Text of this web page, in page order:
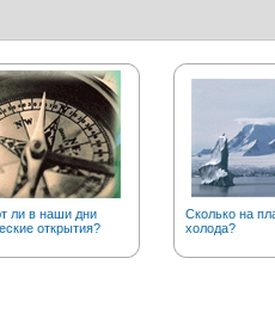
ли в наши дни
открытия?
Сколько на
холода?